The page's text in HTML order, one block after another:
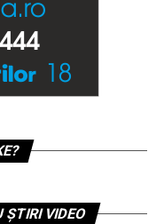
ȘTIRI VIDEO